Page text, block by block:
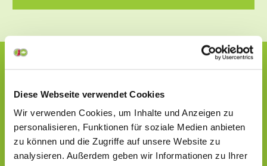
Diese Webseite verwendet Cookies
Wir verwenden Cookies, um Inhalte und Anzeigen zu
personalisieren, Funktionen für soziale Medien anbieten
zu können und die Zugriffe auf unsere Website zu
analysieren. Außerdem geben wir Informationen zu Ihrer
Initiativbewerbungen nehmen wir
gerne entgegen.Wir freuen uns auf
Ihre Bewerbung.